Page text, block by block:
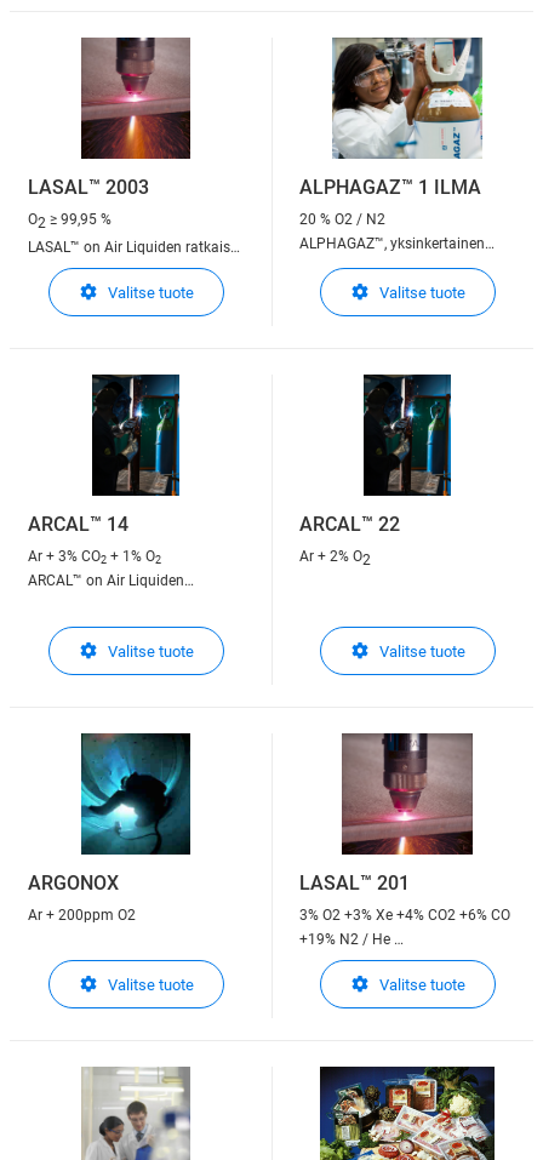
LASAL™ 2003
O2 ≥ 99,95 %
LASAL™ on Air Liquiden ratkaisu
lasersovelluksiin
Valitse tuote
ALPHAGAZ™ 1 ILMA
20 % O2 / N2
ALPHAGAZ™, yksinkertainen
ratkaisu analyyttisen
suorituskyvyn parantamiseen
ALPHAGAZ™ 2, sitoutuminen
Valitse tuote
ARCAL™ 14
Ar + 3% CO2 + 1% O2
ARCAL™ on Air Liquiden
Valitse tuote
ARCAL™ 22
Ar + 2% O2
ARCAL™ on Air Liquiden
suojakaasu kaarihitsaukseen
Valitse tuote
ARGONOX
Ar + 200ppm O2
Valitse tuote
LASAL™ 201
3% O2 +3% Xe +4% CO2 +6% CO
+19% N2 / He
LASAL™ on Air Liquiden ratkaisu
lasersovelluksiinValitse tuote